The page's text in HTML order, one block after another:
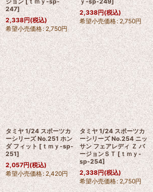
247]
2,338円(税込)
希望小売価格: 2,750円
2,338円(税込)
希望小売価格: 2,750円
タミヤ 1/24 スポーツカ
ーシリーズ No.251 ホン
ダ フィット [ｔｍｙ-sp-
251]
2,057円(税込)
希望小売価格: 2,420円
タミヤ 1/24 スポーツカ
ーシリーズ No.254 ニッ
サン フェアレディ Ｚ バ
ージョンＳＴ [ｔｍｙ-
sp-254]
2,338円(税込)
希望小売価格: 2,750円